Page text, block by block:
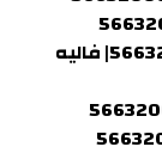
خدمة ايقاف السيارات الكويت |56632006| فاليه